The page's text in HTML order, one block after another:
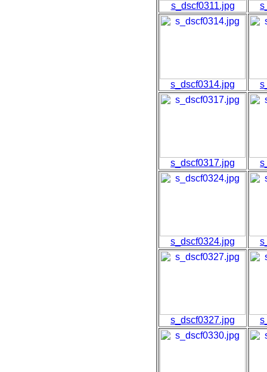
s_dscf0311.jpg
s_dscf0314.jpg
s_dscf0317.jpg
s_dscf0324.jpg
s_dscf0327.jpg